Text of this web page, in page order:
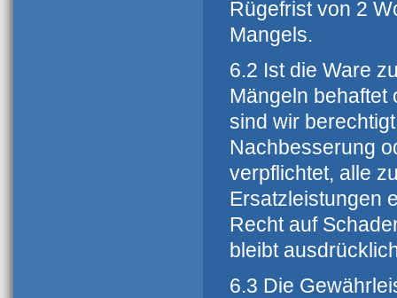
Rügefrist von 2
Mangels.
6.2 Ist die Ware
Mängeln behaftet
sind wir
Nachbesserung
verpflichtet, alle
Ersatzleistungen
Recht auf
bleibt
6.3 Die